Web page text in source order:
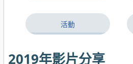
活動
2019年影片分享